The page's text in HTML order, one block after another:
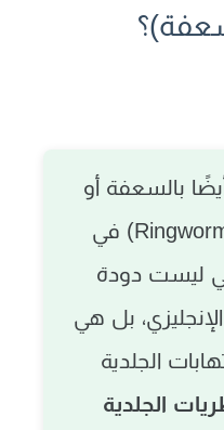
أيضًا بالسعفة أو
القوباء الحلقية (Ringworm) في
ليست دودة
بل هي
الجلدية
الجلدية